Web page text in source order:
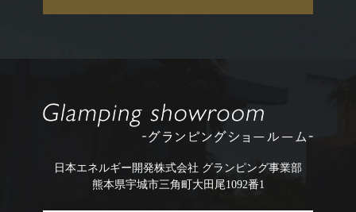
日本エネルギー開発株式会社 グランピング事業部
熊本県宇城市三角町大田尾1092番1